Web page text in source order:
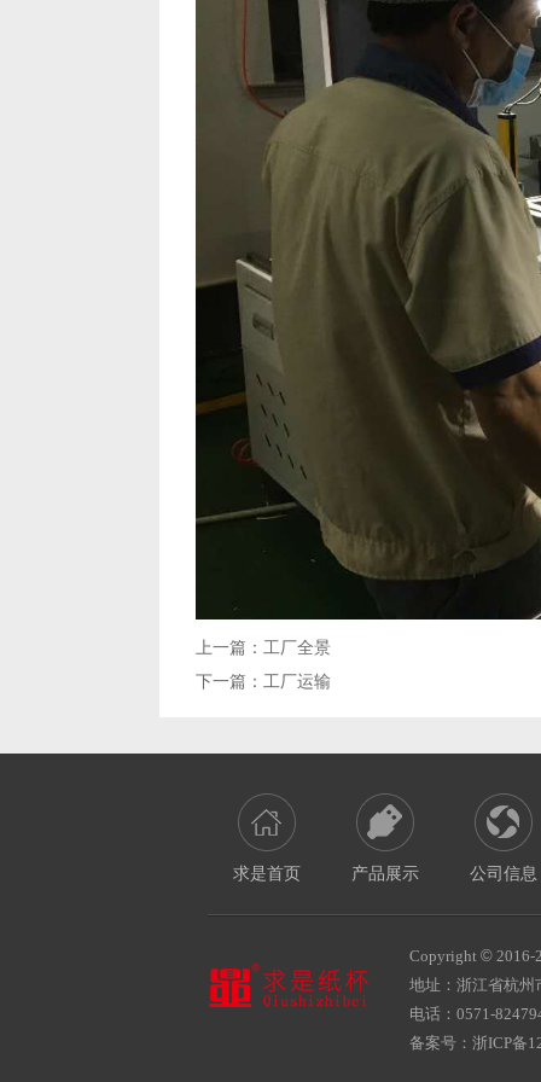
上一篇： 工厂全景
下一篇： 工厂运输
求是首页 产品展示 公司信息
Copyright © 2016-
地址：浙江省杭
电话：0571-
备案号： 浙ICP备